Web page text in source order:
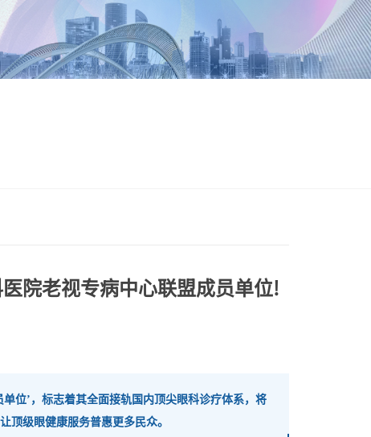
院老视专病中心联盟成员单位!
位’，标志着其全面接轨国内顶尖眼科诊疗体系，将
顶级眼健康服务普惠更多民众。